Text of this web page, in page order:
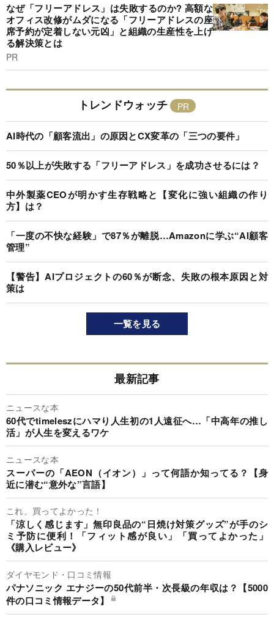
なぜ「フリーアドレス」は失敗するのか? 高額な
オフィス改修がムダになる「フリーアドレスの座
席予約が定着しない元凶」と組織の生産性を上げ
る解決策とは
PR
トレンドウォッチ
AI時代の「顧客流出」の原因とCX変革の「三つの要件」
50％以上が失敗する「フリーアドレス」を成功させるには？
中外製薬CEOが明かす生存戦略と【変化に強い組織の作り
方】は？
「一度の不快な経験」で87％が離脱…Amazonに学ぶ“AI顧客
管理”
【警告】AIプロジェクトの60％が断念、失敗の根本原因と対
策は
一覧を見る
最新記事
ニュースな本
60代でtimeleszにハマり人生初の1人遠征へ…「中高年の推し
活」が人生を変えるワケ
ニュースな本
スーパーの「AEON（イオン）」って何語か知ってる？【身
近に潜む“意外な”言語】
これ、買ってよかった！
「涼しく感じます」無印良品の“日焼け対策グッズ”が手のシ
ミ予防に便利！「フィット感が良い」「買ってよかった」
《購入レビュー》
ダイヤモンド・口コミ情報
パナソニック エナジーの50代前半・次長級の年収は？【5000
件の口コミ情報データ】